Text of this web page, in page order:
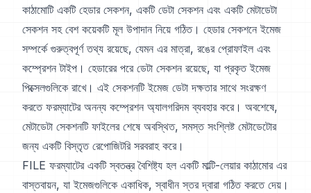
কাঠামোটি একটি হেডার সেকশন, একটি ডেটা সেকশন এবং একটি মেটাডেটা
সেকশন সহ বেশ কয়েকটি মূল উপাদান নিয়ে গঠিত। হেডার সেকশনে ইমেজ
সম্পর্কে গুরুত্বপূর্ণ তথ্য রয়েছে, যেমন এর মাত্রা, রঙের প্রোফাইল এবং
কম্প্রেশন টাইপ। হেডারের পরে ডেটা সেকশন রয়েছে, যা প্রকৃত ইমেজ
পিক্সেলগুলিকে রাখে। এই সেকশনটি ইমেজ ডেটা দক্ষতার সাথে সংরক্ষণ
করতে ফরম্যাটের অনন্য কম্প্রেশন অ্যালগরিদম ব্যবহার করে। অবশেষে,
মেটাডেটা সেকশনটি ফাইলের শেষে অবস্থিত, সমস্ত সংশ্লিষ্ট মেটাডেটাের
জন্য একটি বিস্তৃত রেপোজিটরি সরবরাহ করে।
FILE ফরম্যাটের একটি স্বতন্ত্র বৈশিষ্ট্য হল একটি মাল্টি-লেয়ার কাঠামোর এর
বাস্তবায়ন, যা ইমেজগুলিকে একাধিক, স্বাধীন স্তর দ্বারা গঠিত করতে দেয়।